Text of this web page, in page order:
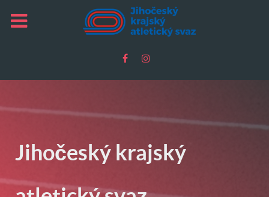
Jihočeský krajský